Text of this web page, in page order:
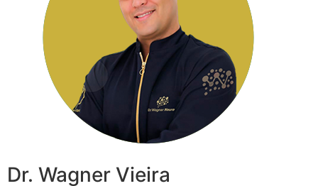
Dr. Wagner Vieira